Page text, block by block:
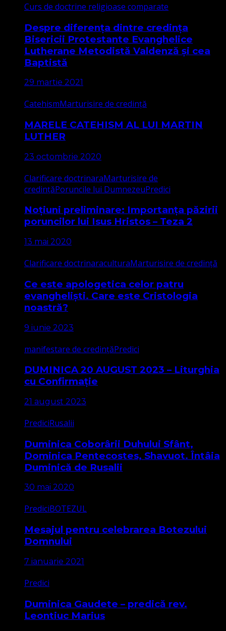
Curs de doctrine religioase comparate
Despre diferența dintre credința
Bisericii Protestante Evanghelice
Lutherane Metodistă Valdenză și cea
Baptistă
29 martie 2021
CatehismMarturisire de credință
MARELE CATEHISM AL LUI MARTIN
LUTHER
23 octombrie 2020
Clarificare doctrinaraMarturisire de
credințăPoruncile lui DumnezeuPredici
Noțiuni preliminare: Importanța păzirii
poruncilor lui Isus Hristos – Teza 2
13 mai 2020
Clarificare doctrinaraculturaMarturisire de credință
Ce este apologetica celor patru
evangheliști. Care este Cristologia
noastră?
9 iunie 2023
manifestare de credințăPredici
DUMINICA 20 AUGUST 2023 – Liturghia
cu Confirmație
21 august 2023
PrediciRusalii
Duminica Coborârii Duhului Sfânt,
Dominica Pentecostes, Shavuot. Întâia
Duminică de Rusalii
30 mai 2020
PrediciBOTEZUL
Mesajul pentru celebrarea Botezului
Domnului
7 ianuarie 2021
Predici
Duminica Gaudete – predică rev.
Leontiuc Marius